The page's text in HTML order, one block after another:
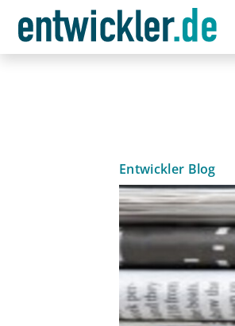
Entwickler Blog